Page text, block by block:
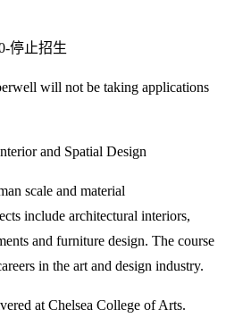
停止招生
will not be taking applications
and Spatial Design
scale and material
include architectural interiors,
and furniture design. The course
in the art and design industry.
at Chelsea College of Arts.